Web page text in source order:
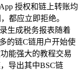
授权和链上转账均
都应立即拒绝。
生成税务报表随着
的链C链用户开始使
能强大的教程交易
导出其中BSC链